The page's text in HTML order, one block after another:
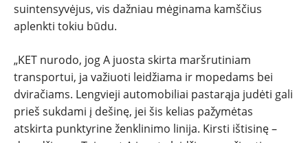
suintensyvėjus, vis dažniau mėginama kamščius
aplenkti tokiu būdu.
„KET nurodo, jog A juosta skirta maršrutiniam
transportui, ja važiuoti leidžiama ir mopedams bei
dviračiams. Lengvieji automobiliai pastarąja judėti gali
prieš sukdami į dešinę, jei šis kelias pažymėtas
atskirta punktyrine ženklinimo linija. Kirsti ištisinę –